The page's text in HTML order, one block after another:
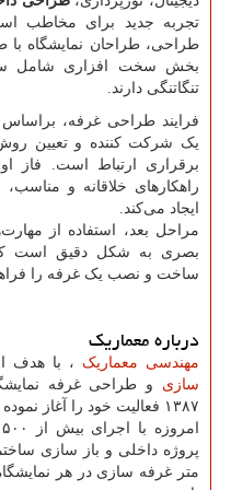
تجربه جدید برای مخاطب
طراحی، طراحان نمایشگاه
بخش سخت افزاری شامل
تنگاتنگی دارند.
فرایند طراحی غرفه،
یک شرکت کننده و تعیین
برقراری ارتباط است.
راهکارهای خلاقانه و
ایجاد می‌کند.
مراحل بعد، استفاده از
بصری به شکل دقیق است
ساخت و نصب یک غرفه را
درباره معماریک
مهندسی معماریک ، با هدف
سازی و طراحی غرفه
۱۳۸۷ فعالیت خود را آغاز نموده است.
متر غرفه سازی در هر